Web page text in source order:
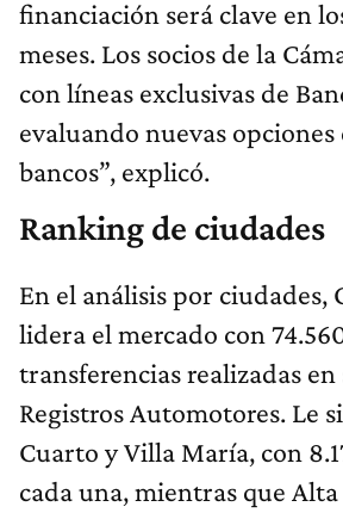
financiación será clave en
meses. Los socios de la
con líneas exclusivas de
evaluando nuevas
bancos”, explicó.
Ranking de ciudades
En el análisis por ciudades,
lidera el mercado con
transferencias realizadas en
Registros Automotores. Le
Cuarto y Villa María, con
cada una, mientras que